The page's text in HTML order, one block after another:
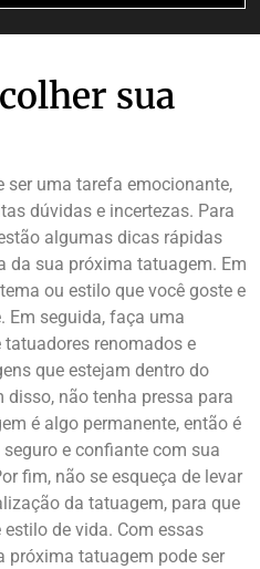
sua
ser uma tarefa emocionante,
dúvidas e incertezas. Para
algumas dicas rápidas
da sua próxima tatuagem. Em
ou estilo que você goste e
Em seguida, faça uma
renomados e
que estejam dentro do
não tenha pressa para
é algo permanente, então é
e confiante com sua
fim, não se esqueça de levar
da tatuagem, para que
de vida. Com essas
próxima tatuagem pode ser